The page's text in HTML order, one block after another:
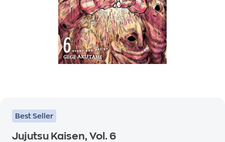
Best Seller
Jujutsu Kaisen, Vol. 6